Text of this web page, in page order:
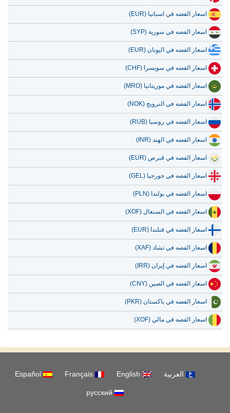
اسعار الفضه في اسبانيا (EUR)
اسعار الفضه في سورية (SYP)
اسعار الفضه في اليونان (EUR)
اسعار الفضه في سويسرا (CHF)
اسعار الفضه في موريتانيا (MRO)
اسعار الفضه في النرويج (NOK)
اسعار الفضه في روسيا (RUB)
اسعار الفضه في الهند (INR)
اسعار الفضه في قبرص (EUR)
اسعار الفضه في جورجيا (GEL)
اسعار الفضه في بولندا (PLN)
اسعار الفضه في السنغال (XOF)
اسعار الفضه في فنلندا (EUR)
اسعار الفضه في تشاد (XAF)
اسعار الفضه في إيران (IRR)
اسعار الفضه في الصين (CNY)
اسعار الفضه في باكستان (PKR)
اسعار الفضه في مالي (XOF)
العربية Français
Español